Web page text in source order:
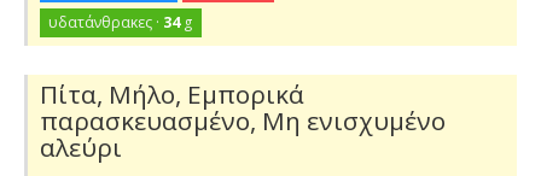
υδατάνθρακες · 34g
Πίτα, Μήλο, Εμπορικά
παρασκευασμένο, Μη ενισχυμένο
αλεύρι